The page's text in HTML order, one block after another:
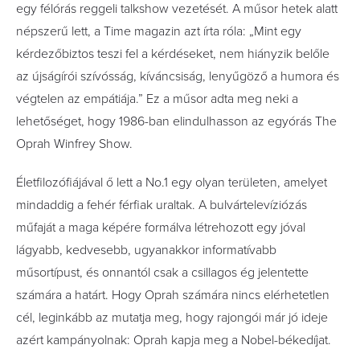
egy félórás reggeli talkshow vezetését. A műsor hetek alatt
népszerű lett, a Time magazin azt írta róla: „Mint egy
kérdezőbiztos teszi fel a kérdéseket, nem hiányzik belőle
az újságírói szívósság, kíváncsiság, lenyűgöző a humora és
végtelen az empátiája.” Ez a műsor adta meg neki a
lehetőséget, hogy 1986-ban elindulhasson az egyórás The
Oprah Winfrey Show.
Életfilozófiájával ő lett a No.1 egy olyan területen, amelyet
mindaddig a fehér férfiak uraltak. A bulvártelevíziózás
műfaját a maga képére formálva létrehozott egy jóval
lágyabb, kedvesebb, ugyanakkor informatívabb
műsortípust, és onnantól csak a csillagos ég jelentette
számára a határt. Hogy Oprah számára nincs elérhetetlen
cél, leginkább az mutatja meg, hogy rajongói már jó ideje
azért kampányolnak: Oprah kapja meg a Nobel-békedíjat.